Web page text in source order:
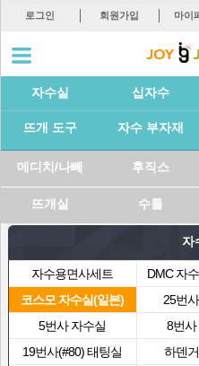
로그인 회원가입 마이
자수실 십자수
뜨개 도구 자수 부자재
메디치/나뻬 후직스
뜨개실 수틀
자
자수용면사세트 DMC 자
코스모 자수실(일본)
25번
5번사 자수실
8번사
19번사(#80) 태팅실
하덴